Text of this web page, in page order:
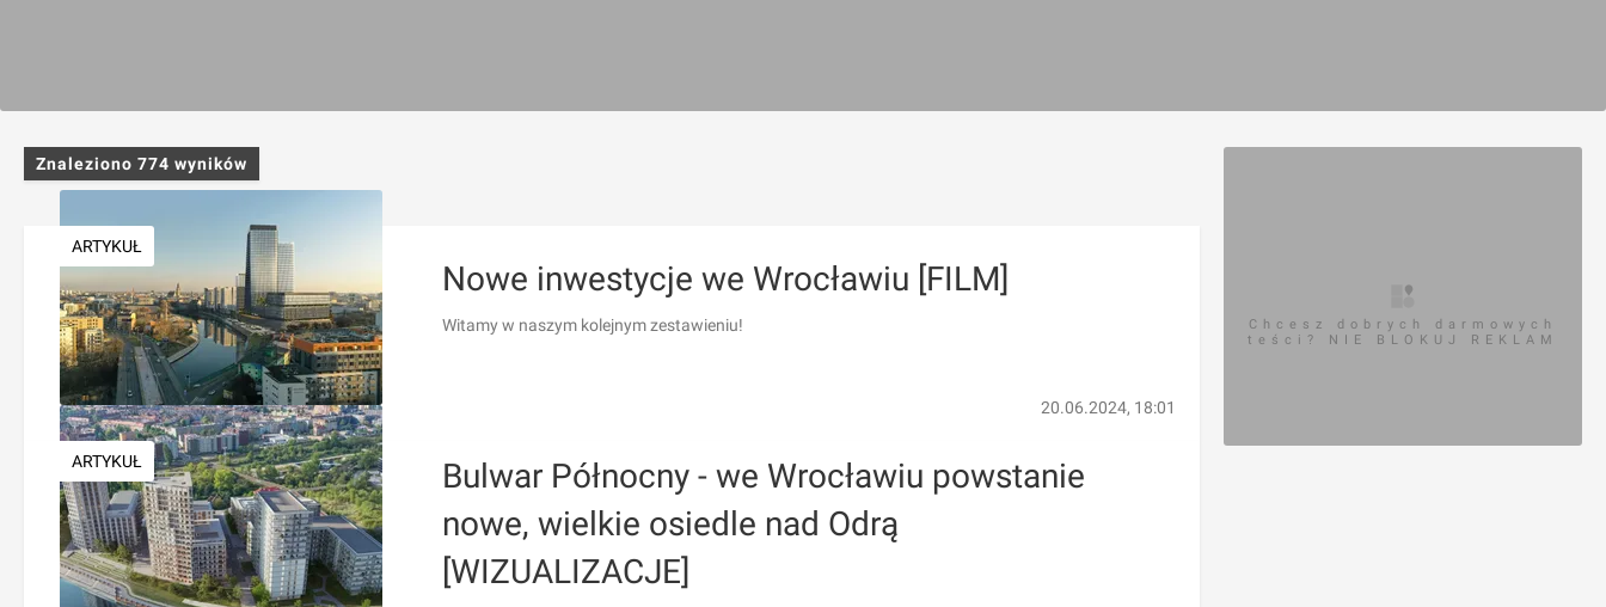
Znaleziono 774 wyników
ARTYKUŁ
Nowe inwestycje we Wrocławiu [FILM]
Witamy w naszym kolejnym zestawieniu!
20.06.2024, 18:01
ARTYKUŁ
Bulwar Północny - we Wrocławiu powstanie
nowe, wielkie osiedle nad Odrą
[WIZUALIZACJE]
Chcesz dobrych darmowych
teści? NIE BLOKUJ REKLAM